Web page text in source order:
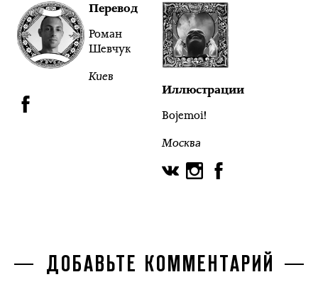
Перевод
Роман
Шевчук
Киев
Иллюстрации
Bojemoi!
Москва
ДОБАВЬТЕ КОММЕНТАРИЙ